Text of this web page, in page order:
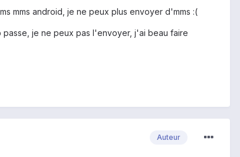
mms android, je ne peux plus envoyer d'mms :(
je ne peux pas l'envoyer, j'ai beau faire
Auteur